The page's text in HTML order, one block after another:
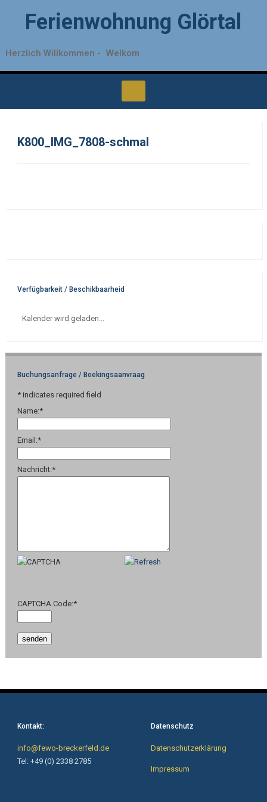
Ferienwohnung Glörtal
Herzlich Willkommen - Welkom
K800_IMG_7808-schmal
Verfügbarkeit / Beschikbaarheid
Kalender wird geladen...
Buchungsanfrage / Boekingsaanvraag
* indicates required field
Name:*
Email:*
Nachricht:*
CAPTCHA Code:*
Kontakt:
info@fewo-breckerfeld.de
Tel: +49 (0) 2338 2785
Datenschutz
Datenschutzerklärung
Impressum